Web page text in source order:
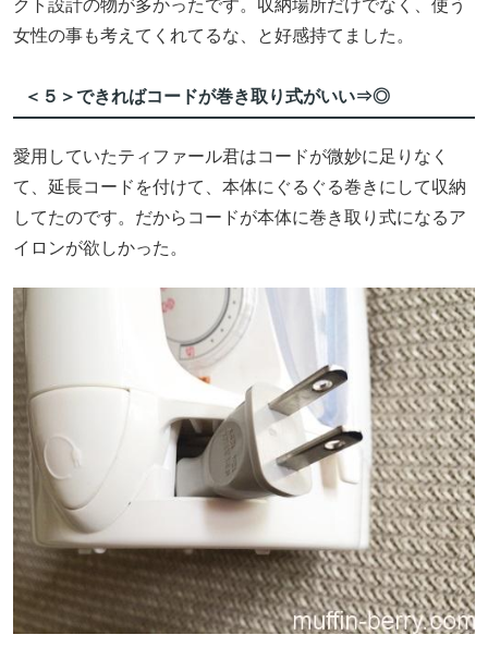
クト設計の物が多かったです。収納場所だけでなく、使う
女性の事も考えてくれてるな、と好感持てました。
＜５＞できればコードが巻き取り式がいい⇒◎
愛用していたティファール君はコードが微妙に足りなく
て、延長コードを付けて、本体にぐるぐる巻きにして収納
してたのです。だからコードが本体に巻き取り式になるア
イロンが欲しかった。